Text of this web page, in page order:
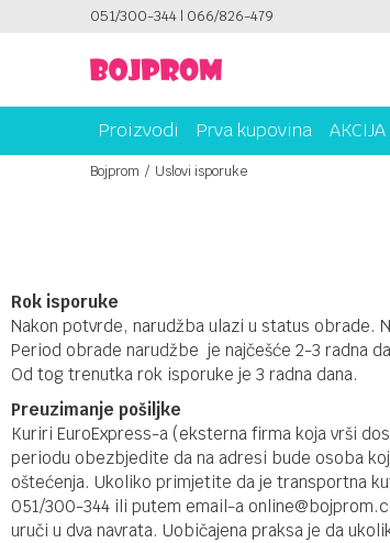
051/300-344 | 066/826-479PLATI UNICREDIT KARTICOM
Proizvodi Prva kupovina AKCIJA
Bojprom Uslovi isporuke
Rok isporuke
Nakon potvrde, narudžba ulazi u status obrade.
Period obrade narudžbe je najčešće 2-3 radna
Od tog trenutka rok isporuke je 3 radna dana.
Preuzimanje pošiljke
Kuriri EuroExpress-a (eksterna firma koja vrši
periodu obezbjedite da na adresi bude osoba
oštećenja. Ukoliko primjetite da je transportna
051/300-344 ili putem email-a
uruči u dva navrata. Uobičajena praksa je da